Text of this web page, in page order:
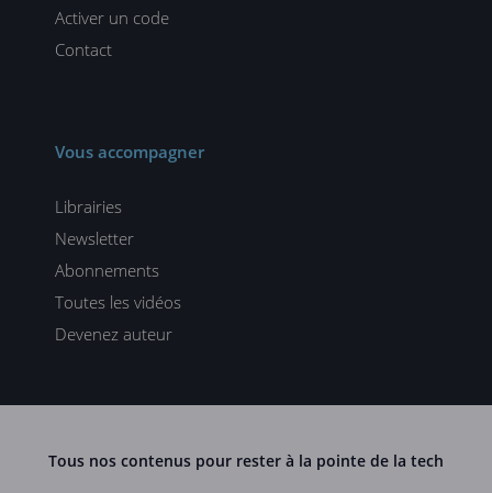
Activer un code
Contact
Vous accompagner
Librairies
Newsletter
Abonnements
Toutes les vidéos
Devenez auteur
Tous nos contenus pour rester à la pointe de la tech